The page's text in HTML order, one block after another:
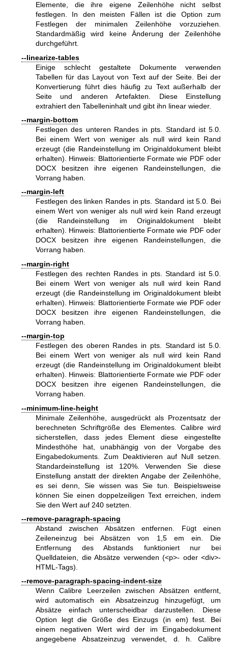
Elemente, die ihre eigene Zeilenhöhe nicht selbst
festlegen. In den meisten Fällen ist die Option zum
Festlegen der minimalen Zeilenhöhe vorzuziehen.
Standardmäßig wird keine Änderung der Zeilenhöhe
durchgeführt.
--linearize-tables
Einige schlecht gestaltete Dokumente verwenden
Tabellen für das Layout von Text auf der Seite. Bei der
Konvertierung führt dies häufig zu Text außerhalb der
Seite und anderen Artefakten. Diese Einstellung
extrahiert den Tabelleninhalt und gibt ihn linear wieder.
--margin-bottom
Festlegen des unteren Randes in pts. Standard ist 5.0.
Bei einem Wert von weniger als null wird kein Rand
erzeugt (die Randeinstellung im Originaldokument bleibt
erhalten). Hinweis: Blattorientierte Formate wie PDF oder
DOCX besitzen ihre eigenen Randeinstellungen, die
Vorrang haben.
--margin-left
Festlegen des linken Randes in pts. Standard ist 5.0. Bei
einem Wert von weniger als null wird kein Rand erzeugt
(die Randeinstellung im Originaldokument bleibt
erhalten). Hinweis: Blattorientierte Formate wie PDF oder
DOCX besitzen ihre eigenen Randeinstellungen, die
Vorrang haben.
--margin-right
Festlegen des rechten Randes in pts. Standard ist 5.0.
Bei einem Wert von weniger als null wird kein Rand
erzeugt (die Randeinstellung im Originaldokument bleibt
erhalten). Hinweis: Blattorientierte Formate wie PDF oder
DOCX besitzen ihre eigenen Randeinstellungen, die
Vorrang haben.
--margin-top
Festlegen des oberen Randes in pts. Standard ist 5.0.
Bei einem Wert von weniger als null wird kein Rand
erzeugt (die Randeinstellung im Originaldokument bleibt
erhalten). Hinweis: Blattorientierte Formate wie PDF oder
DOCX besitzen ihre eigenen Randeinstellungen, die
Vorrang haben.
--minimum-line-height
Minimale Zeilenhöhe, ausgedrückt als Prozentsatz der
berechneten Schriftgröße des Elementes. Calibre wird
sicherstellen, dass jedes Element diese eingestellte
Mindesthöhe hat, unabhängig von der Vorgabe des
Eingabedokuments. Zum Deaktivieren auf Null setzen.
Standardeinstellung ist 120%. Verwenden Sie diese
Einstellung anstatt der direkten Angabe der Zeilenhöhe,
es sei denn, Sie wissen was Sie tun. Beispielsweise
können Sie einen doppelzeiligen Text erreichen, indem
Sie den Wert auf 240 setzten.
--remove-paragraph-spacing
Abstand zwischen Absätzen entfernen. Fügt einen
Zeileneinzug bei Absätzen von 1,5 em ein. Die
Entfernung des Abstands funktioniert nur bei
Quelldateien, die Absätze verwenden (<p>- oder <div>-
HTML-Tags).
--remove-paragraph-spacing-indent-size
Wenn Calibre Leerzeilen zwischen Absätzen entfernt,
wird automatisch ein Absatzeinzug hinzugefügt, um
Absätze einfach unterscheidbar darzustellen. Diese
Option legt die Größe des Einzugs (in em) fest. Bei
einem negativen Wert wird der im Eingabedokument
angegebene Absatzeinzug verwendet, d. h. Calibre